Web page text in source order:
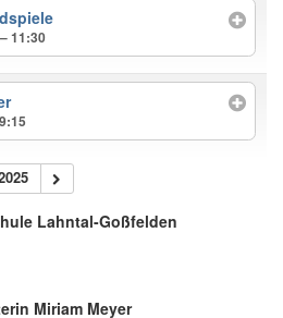
11:30
Lahntal-Goßfelden
Miriam Meyer